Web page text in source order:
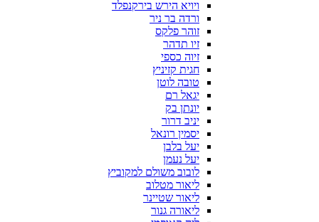
ויויא הירש בירקנפלד
ורדה בר ניר
זוהר פלקס
זיו תדהר
זיוה כספי
חגית קזיניץ
טובה לוטן
יגאל רם
יונתן בק
יניב דרור
יסמין רונאל
יעל בלבן
יעל נעמן
לובוב משולם למקוביץ
ליאור מטלוב
ליאור שטיינר
ליאורה גנור